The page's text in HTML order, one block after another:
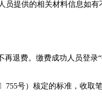
提供的相关材料信息如有
退费。缴费成功人员登录
号）核定的标准，收取